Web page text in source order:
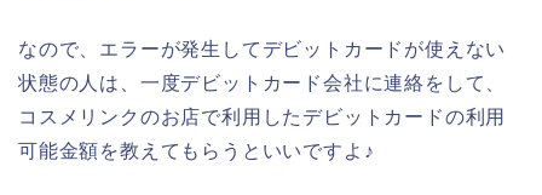
なので、エラーが発生してデビットカードが使えない
状態の人は、一度デビットカード会社に連絡をして、
コスメリンクのお店で利用したデビットカードの利用
可能金額を教えてもらうといいですよ♪